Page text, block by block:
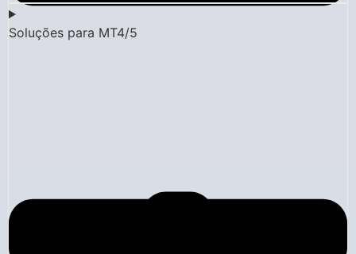
Soluções para MT4/5